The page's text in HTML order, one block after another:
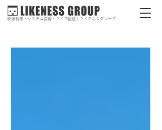
映像制作・システム開発・ライブ配信 | ライクネスグループ